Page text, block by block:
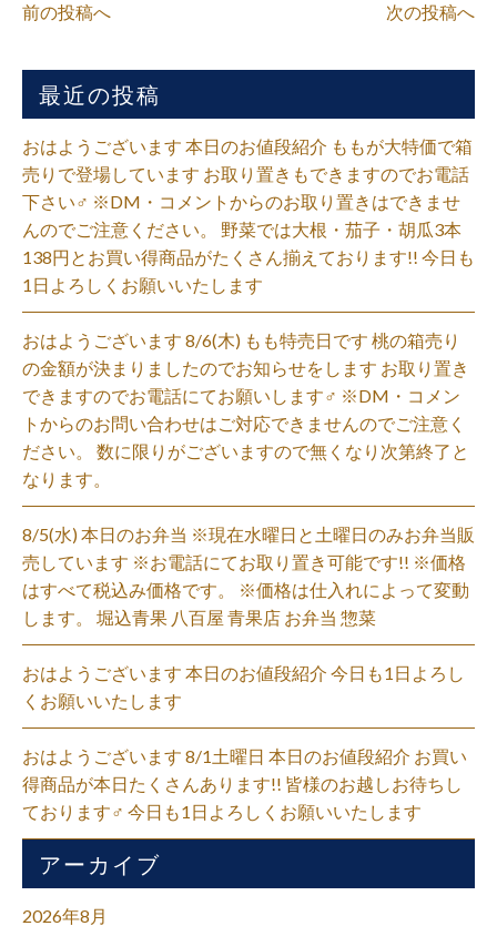
前の投稿へ 次の投稿へ
最近の投稿
おはようございます 本日のお値段紹介 ももが大特価で箱
売りで登場しています お取り置きもできますのでお電話
下さい‍♂️ ※DM・コメントからのお取り置きはできませ
んのでご注意ください。 野菜では大根・茄子・胡瓜3本
138円とお買い得商品がたくさん揃えております!! 今日も
1日よろしくお願いいたします
おはようございます 8/6(木) もも特売日です 桃の箱売り
の金額が決まりましたのでお知らせをします お取り置き
できますのでお電話にてお願いします‍♂️ ※DM・コメン
トからのお問い合わせはご対応できませんのでご注意く
ださい。 数に限りがございますので無くなり次第終了と
なります。
8/5(水) 本日のお弁当 ※現在水曜日と土曜日のみお弁当販
売しています ※お電話にてお取り置き可能です!! ※価格
はすべて税込み価格です。 ※価格は仕入れによって変動
します。 堀込青果 八百屋 青果店 お弁当 惣菜
おはようございます 本日のお値段紹介 今日も1日よろし
くお願いいたします
おはようございます 8/1土曜日 本日のお値段紹介 お買い
得商品が本日たくさんあります!! 皆様のお越しお待ちし
ております‍♂️ 今日も1日よろしくお願いいたします
アーカイブ
2026年8月